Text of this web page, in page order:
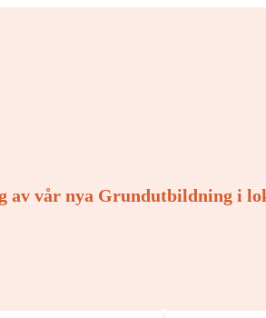
av vår nya Grundutbildning i